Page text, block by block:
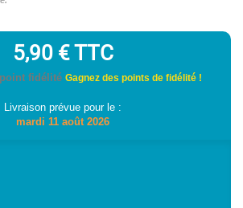
5,90 €TTC
Gagnez des points de fidélité !
Livraison prévue pour le :
mardi 11 août 2026